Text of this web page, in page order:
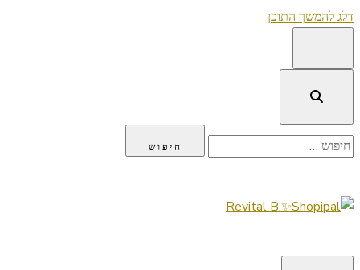
דלג להמשך התוכן
חיפוש:
Revital B.✨Shopipal